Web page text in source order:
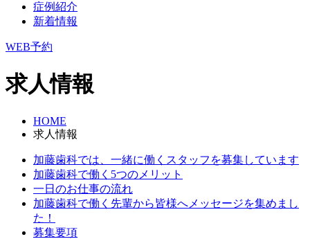
症例紹介
新着情報
WEB予約
求人情報
HOME
求人情報
加藤歯科では、一緒に働くスタッフを募集しています
加藤歯科で働く5つのメリット
一日のお仕事の流れ
加藤歯科で働く先輩から皆様へメッセージを集めまし
た！
募集要項